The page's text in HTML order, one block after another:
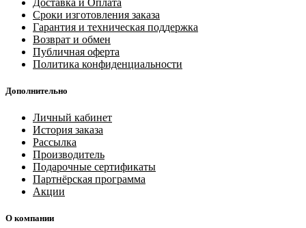
Сроки изготовления заказа
Гарантия и техническая поддержка
Возврат и обмен
Публичная оферта
Политика конфиденциальности
Дополнительно
Личный кабинет
История заказа
Рассылка
Производитель
Подарочные сертификаты
Партнёрская программа
Акции
О компании